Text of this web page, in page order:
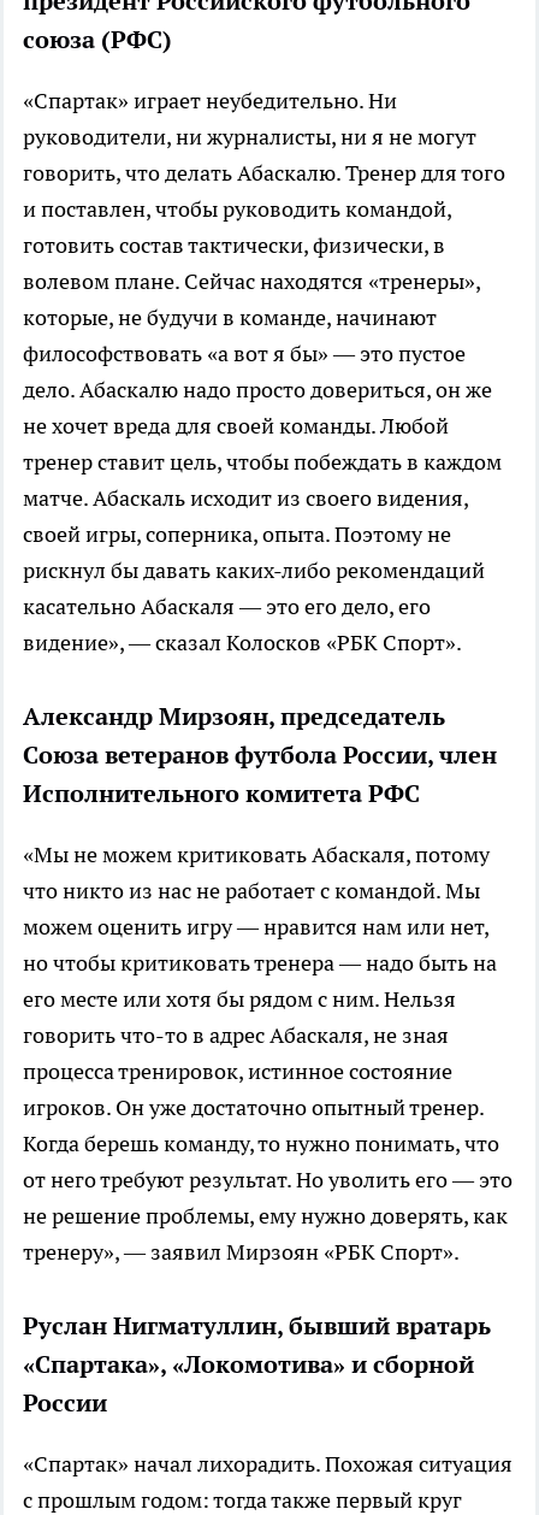
союза (РФС)
«Спартак» играет неубедительно. Ни
руководители, ни журналисты, ни я не могут
говорить, что делать Абаскалю. Тренер для того
и поставлен, чтобы руководить командой,
готовить состав тактически, физически, в
волевом плане. Сейчас находятся «тренеры»,
которые, не будучи в команде, начинают
философствовать «а вот я бы» — это пустое
дело. Абаскалю надо просто довериться, он же
не хочет вреда для своей команды. Любой
тренер ставит цель, чтобы побеждать в каждом
матче. Абаскаль исходит из своего видения,
своей игры, соперника, опыта. Поэтому не
рискнул бы давать каких-либо рекомендаций
касательно Абаскаля — это его дело, его
видение», — сказал Колосков «РБК Спорт».
Александр Мирзоян, председатель
Союза ветеранов футбола России, член
Исполнительного комитета РФС
«Мы не можем критиковать Абаскаля, потому
что никто из нас не работает с командой. Мы
можем оценить игру — нравится нам или нет,
но чтобы критиковать тренера — надо быть на
его месте или хотя бы рядом с ним. Нельзя
говорить что-то в адрес Абаскаля, не зная
процесса тренировок, истинное состояние
игроков. Он уже достаточно опытный тренер.
Когда берешь команду, то нужно понимать, что
от него требуют результат. Но уволить его — это
не решение проблемы, ему нужно доверять, как
тренеру», — заявил Мирзоян «РБК Спорт».
Руслан Нигматуллин, бывший вратарь
«Спартака», «Локомотива» и сборной
России
«Спартак» начал лихорадить. Похожая ситуация
с прошлым годом: тогда также первый круг